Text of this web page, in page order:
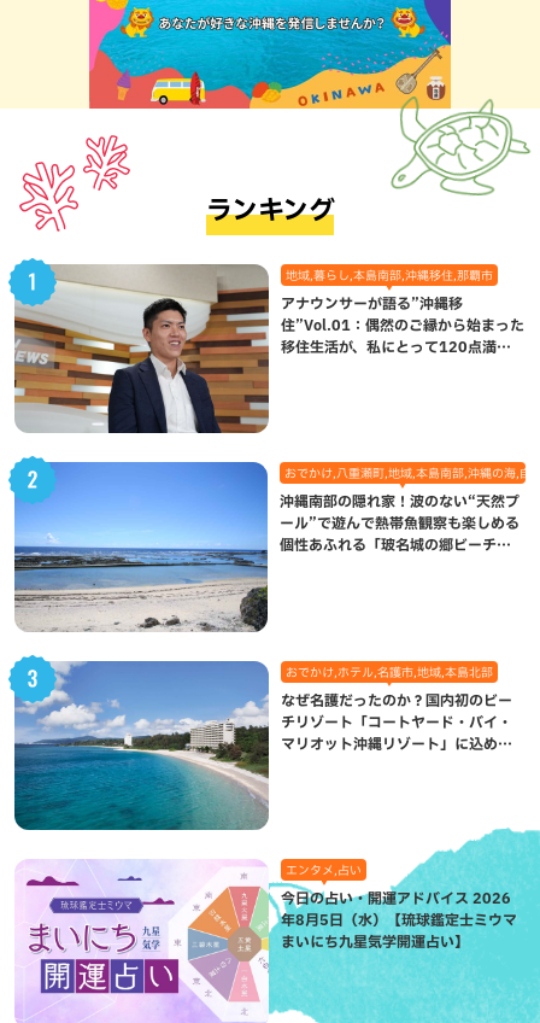
ランキング
地域,暮らし,本島南部,沖縄移住,那覇市
アナウンサーが語る”沖縄移
住”Vol.01：偶然のご縁から始まった
移住生活が、私にとって120点満点
おでかけ,八重瀬町,地域,本島南部,沖縄の海,自
沖縄南部の隠れ家！波のない“天然プ
ール”で遊んで熱帯魚観察も楽しめる
個性あふれる「玻名城の郷ビーチ」
おでかけ,ホテル,名護市,地域,本島北部
なぜ名護だったのか？国内初のビー
チリゾート「コートヤード・バイ・
マリオット沖縄リゾート」に込めら
エンタメ,占い
今日の占い・開運アドバイス 2026
年8月5日（水）【琉球鑑定士ミウマ
まいにち九星気学開運占い】